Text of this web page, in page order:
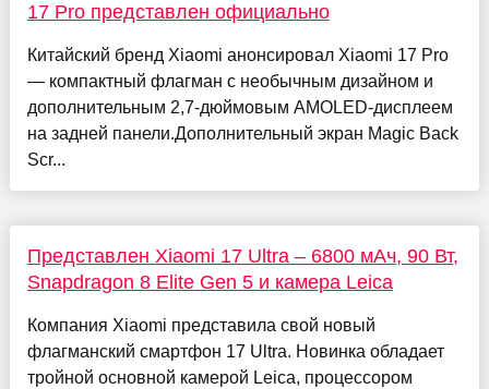
17 Pro представлен официально
Китайский бренд Xiaomi анонсировал Xiaomi 17 Pro
— компактный флагман с необычным дизайном и
дополнительным 2,7-дюймовым AMOLED-дисплеем
на задней панели.Дополнительный экран Magic Back
Scr...
Представлен Xiaomi 17 Ultra – 6800 мАч, 90 Вт,
Snapdragon 8 Elite Gen 5 и камера Leica
Компания Xiaomi представила свой новый
флагманский смартфон 17 Ultra. Новинка обладает
тройной основной камерой Leica, процессором